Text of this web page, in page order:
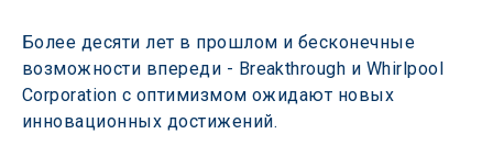
Более десяти лет в прошлом и бесконечные
возможности впереди - Breakthrough и Whirlpool
Corporation с оптимизмом ожидают новых
инновационных достижений.